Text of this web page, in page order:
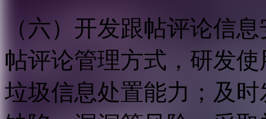
（六）开发跟帖评论信
帖评论管理方式，研发
垃圾信息处置能力；及